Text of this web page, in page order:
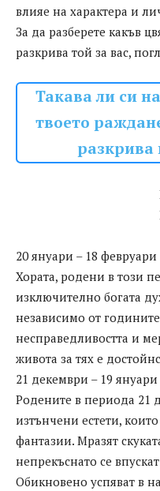
влияе на характера и
За да разберете какъв
разкрива той за вас,
Такава ли си
твоето
разкрива
20 януари – 18 февруари
Хората, родени в този
изключително богата
независимо от
несправедливостта и
живота за тях е
21 декември – 19 януари
Родените в периода 21
изтънчени естети,
фантазии. Мразят
непрекъснато се
Обикновено успяват в